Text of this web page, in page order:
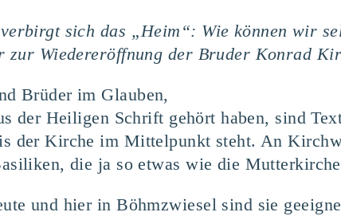
sich das „Heim“: Wie können wir
zur Wiedereröffnung der Bruder Konrad
Brüder im Glauben,
der Heiligen Schrift gehört haben, sind
der Kirche im Mittelpunkt steht. An
die ja so etwas wie die
und hier in Böhmzwiesel sind sie